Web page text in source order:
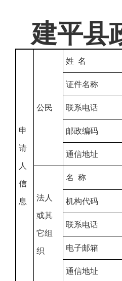
建平县
申
请
人
信
息
公民
姓 名
证件名称
联系电话
邮政编码
通信地址
法人
或其
它组
织
名 称
机构代码
联系电话
电子邮箱
通信地址